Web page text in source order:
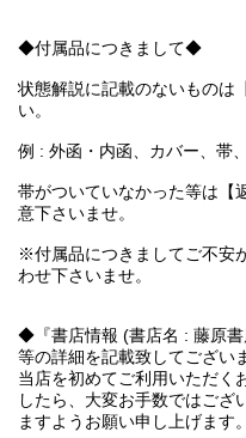
◆付属品につきまして◆
状態解説に記載のないものは
い。
例 : 外函・内函、カバー、帯
帯がついていなかった等は【
意下さいませ。
※付属品につきましてご不安
わせ下さいませ。
◆『書店情報 (書店名 : 藤原
等の詳細を記載致してござい
当店を初めてご利用いただく
したら、大変お手数ではござ
ますようお願い申し上げます。